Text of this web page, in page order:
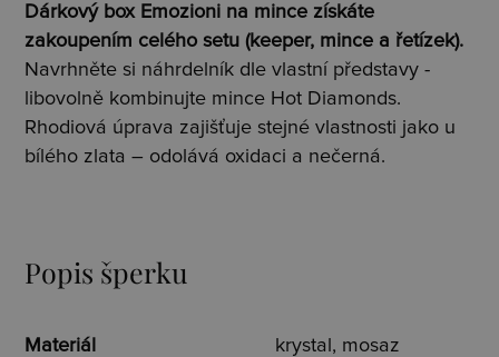
Dárkový box Emozioni na mince získáte
zakoupením celého setu (keeper, mince a řetízek).
Navrhněte si náhrdelník dle vlastní představy -
libovolně kombinujte mince Hot Diamonds.
Rhodiová úprava zajišťuje stejné vlastnosti jako u
bílého zlata – odolává oxidaci a nečerná.
Popis šperku
Materiál krystal, mosaz